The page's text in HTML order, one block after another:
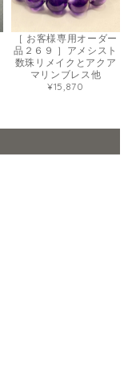
［ お客様専用オーダー
品２６９ ］アメシスト
数珠リメイクとアクア
マリンブレス他
¥15,870